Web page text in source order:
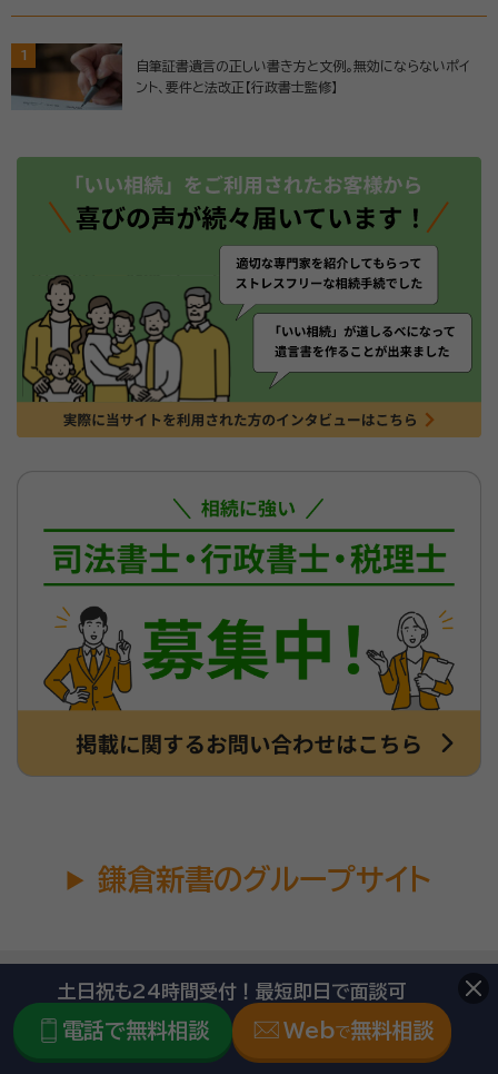
1
自筆証書遺言の正しい書き方と文例。無効にならないポイ
ント、要件と法改正【行政書士監修】
鎌倉新書のグループサイト
相続関連ポータルサイトを対象とした口コミ評価件数の結果による（自社調べ／
調査時期：2024年12月／調査対象サイト：いい相続、相続費用見積ガイド、相
続会議、ベンナビ相続、相続プラス、そうぞくガイド、ミツモア、つぐなび、相続弁
護士ドットコム、相続弁護士相談広場、相続弁護士相談Cafe、他／調査方法：調
土日祝も24時間受付！最短即日で面談可
電話で無料相談 Webで無料相談